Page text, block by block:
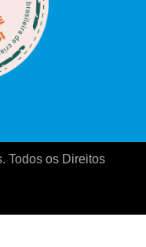
Todos os Direitos